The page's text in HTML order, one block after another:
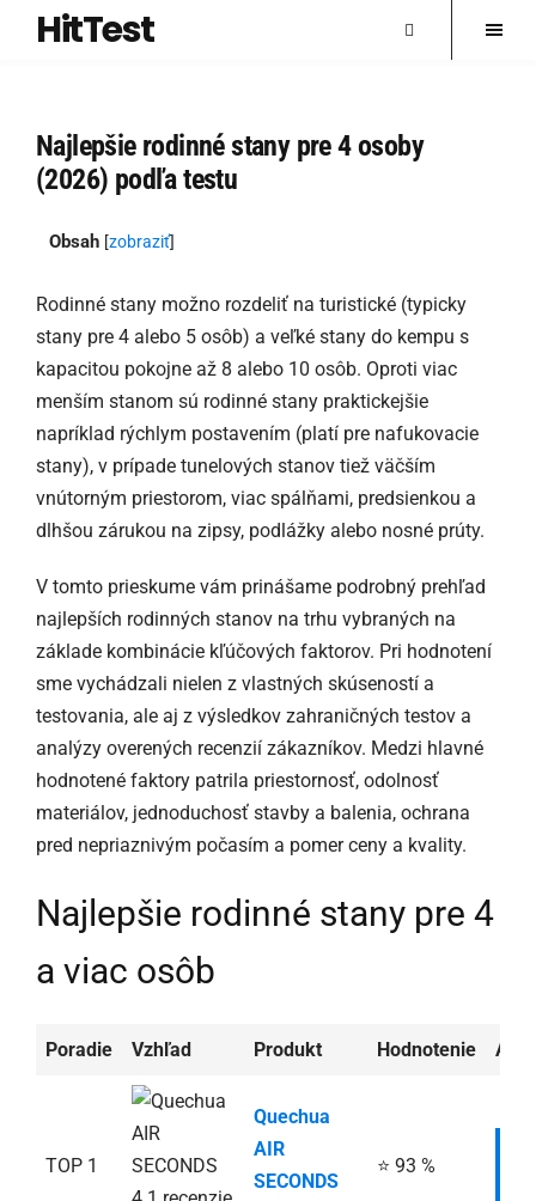
HitTest
Najlepšie rodinné stany pre 4 osoby
(2026) podľa testu
Obsah [zobraziť]
Rodinné stany možno rozdeliť na turistické (typicky
stany pre 4 alebo 5 osôb) a veľké stany do kempu s
kapacitou pokojne až 8 alebo 10 osôb. Oproti viac
menším stanom sú rodinné stany praktickejšie
napríklad rýchlym postavením (platí pre nafukovacie
stany), v prípade tunelových stanov tiež väčším
vnútorným priestorom, viac spálňami, predsienkou a
dlhšou zárukou na zipsy, podlážky alebo nosné prúty.
V tomto prieskume vám prinášame podrobný prehľad
najlepších rodinných stanov na trhu vybraných na
základe kombinácie kľúčových faktorov. Pri hodnotení
sme vychádzali nielen z vlastných skúseností a
testovania, ale aj z výsledkov zahraničných testov a
analýzy overených recenzií zákazníkov. Medzi hlavné
hodnotené faktory patrila priestornosť, odolnosť
materiálov, jednoduchosť stavby a balenia, ochrana
pred nepriaznivým počasím a pomer ceny a kvality.
Najlepšie rodinné stany pre 4
a viac osôb
Poradie Vzhľad Produkt Hodnotenie
TOP 1
Quechua
AIR
SECONDS
⭐ 93 %